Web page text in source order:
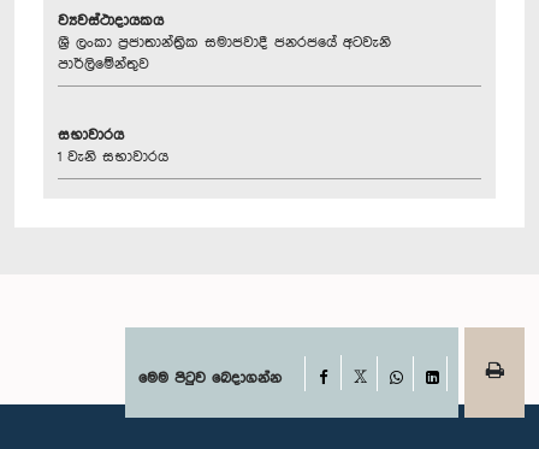
ව්‍යවස්ථාදායකය
ශ්‍රී ලංකා ප්‍රජාතාන්ත්‍රික සමාජවාදී ජනරජයේ අටවැනි
පාර්ලිමේන්තුව
සභාවාරය
1 වැනි සභාවාරය
මෙම පිටුව බෙදාගන්න Facebook
WhatsAppLinkedIn